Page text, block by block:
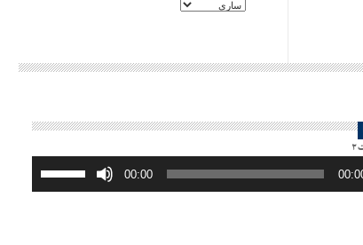
00:00
برای
افزایش
یا
صدا